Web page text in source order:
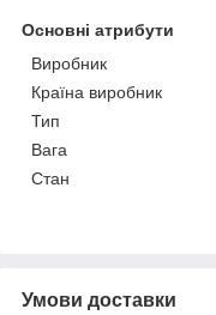
Основні атрибути
Виробник
Країна виробник
Тип
Вага
Стан
Умови доставки